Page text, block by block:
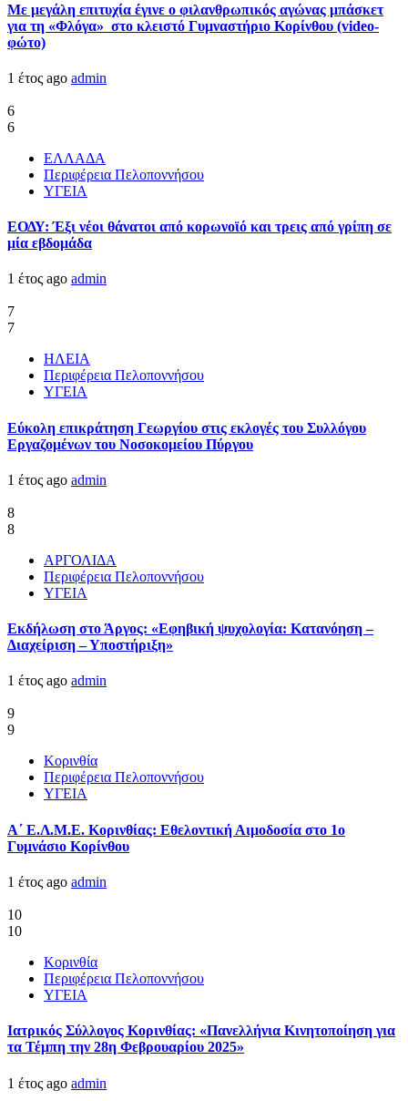
Με μεγάλη επιτυχία έγινε ο φιλανθρωπικός αγώνας μπάσκετ
για τη «Φλόγα» στο κλειστό Γυμναστήριο Κορίνθου (video-
φώτο)
1 έτος ago admin
6
6
ΕΛΛΑΔΑ
Περιφέρεια Πελοποννήσου
ΥΓΕΙΑ
ΕΟΔΥ: Έξι νέοι θάνατοι από κορωνοϊό και τρεις από γρίπη σε
μία εβδομάδα
1 έτος ago admin
7
7
ΗΛΕΙΑ
Περιφέρεια Πελοποννήσου
ΥΓΕΙΑ
Εύκολη επικράτηση Γεωργίου στις εκλογές του Συλλόγου
Εργαζομένων του Νοσοκομείου Πύργου
1 έτος ago admin
8
8
ΑΡΓΟΛΙΔΑ
Περιφέρεια Πελοποννήσου
ΥΓΕΙΑ
Εκδήλωση στο Άργος: «Εφηβική ψυχολογία: Κατανόηση –
Διαχείριση – Υποστήριξη»
1 έτος ago admin
9
9
Κορινθία
Περιφέρεια Πελοποννήσου
ΥΓΕΙΑ
Α΄ Ε.Λ.Μ.Ε. Κορινθίας: Εθελοντική Αιμοδοσία στο 1ο
Γυμνάσιο Κορίνθου
1 έτος ago admin
10
10
Κορινθία
Περιφέρεια Πελοποννήσου
ΥΓΕΙΑ
Ιατρικός Σύλλογος Κορινθίας: «Πανελλήνια Κινητοποίηση για
τα Τέμπη την 28η Φεβρουαρίου 2025»
1 έτος ago admin